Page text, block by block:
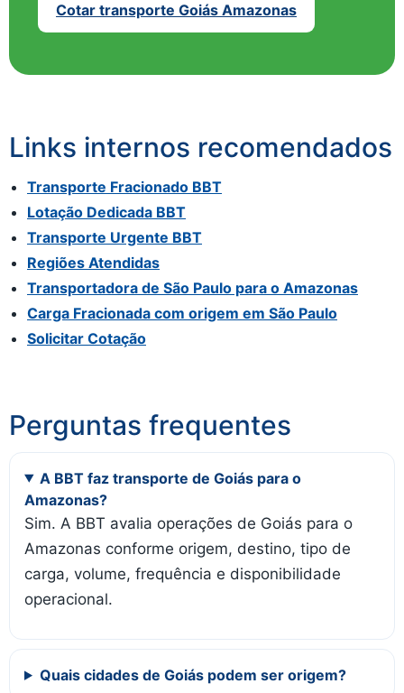
Cotar transporte Goiás Amazonas
Links internos recomendados
Transporte Fracionado BBT
Lotação Dedicada BBT
Transporte Urgente BBT
Regiões Atendidas
Transportadora de São Paulo para o Amazonas
Carga Fracionada com origem em São Paulo
Solicitar Cotação
Perguntas frequentes
A BBT faz transporte de Goiás para o
Amazonas?
Sim. A BBT avalia operações de Goiás para o
Amazonas conforme origem, destino, tipo de
carga, volume, frequência e disponibilidade
operacional.
Quais cidades de Goiás podem ser origem?